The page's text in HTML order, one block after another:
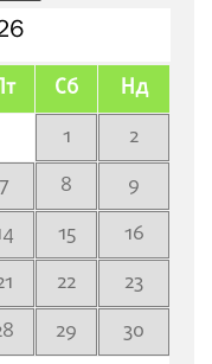
Сб Нд
1
2
7 8
9
15
16
22
23
29
30